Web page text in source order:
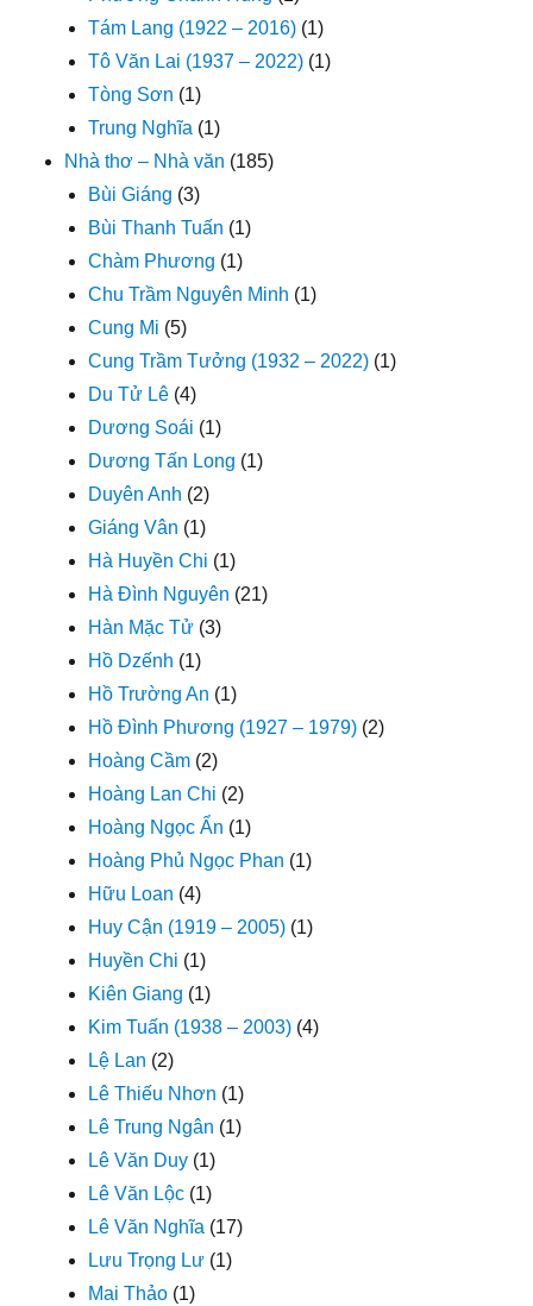
Tám Lang (1922 – 2016) (1)
Tô Văn Lai (1937 – 2022) (1)
Tòng Sơn (1)
Trung Nghĩa (1)
Nhà thơ – Nhà văn (185)
Bùi Giáng (3)
Bùi Thanh Tuấn (1)
Chàm Phương (1)
Chu Trầm Nguyên Minh (1)
Cung Mi (5)
Cung Trầm Tưởng (1932 – 2022) (1)
Du Tử Lê (4)
Dương Soái (1)
Dương Tấn Long (1)
Duyên Anh (2)
Giáng Vân (1)
Hà Huyền Chi (1)
Hà Đình Nguyên (21)
Hàn Mặc Tử (3)
Hồ Dzếnh (1)
Hồ Trường An (1)
Hồ Đình Phương (1927 – 1979) (2)
Hoàng Cầm (2)
Hoàng Lan Chi (2)
Hoàng Ngọc Ẩn (1)
Hoàng Phủ Ngọc Phan (1)
Hữu Loan (4)
Huy Cận (1919 – 2005) (1)
Huyền Chi (1)
Kiên Giang (1)
Kim Tuấn (1938 – 2003) (4)
Lệ Lan (2)
Lê Thiếu Nhơn (1)
Lê Trung Ngân (1)
Lê Văn Duy (1)
Lê Văn Lộc (1)
Lê Văn Nghĩa (17)
Lưu Trọng Lư (1)
Mai Thảo (1)